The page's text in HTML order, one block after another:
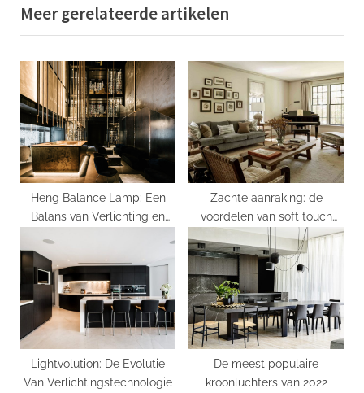
o
u
s
o
s
t
:
t
P
o
s
t
Meer gerelateerde artikelen
Heng Balance Lamp: Een
Balans van Verlichting en
Zachte aanraking: de
voordelen van soft touch
lampen
Lightvolution: De Evolutie
Van Verlichtingstechnologie
De meest populaire
kroonluchters van 2022